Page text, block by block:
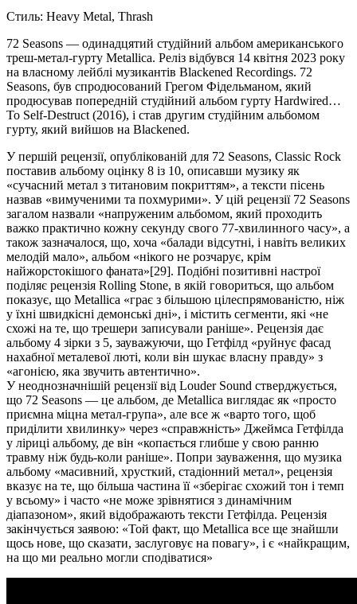
Стиль: Heavy Metal, Thrash
72 Seasons — одинадцятий студійний альбом американського
треш-метал-гурту Metallica. Реліз відбувся 14 квітня 2023 року
на власному лейблі музикантів Blackened Recordings. 72
Seasons, був спродюсований Грегом Фідельманом, який
продюсував попередній студійний альбом гурту Hardwired…
To Self-Destruct (2016), і став другим студійним альбомом
гурту, який вийшов на Blackened.
У першій рецензії, опублікованій для 72 Seasons, Classic Rock
поставив альбому оцінку 8 із 10, описавши музику як
«сучасний метал з титановим покриттям», а тексти пісень
назвав «вимученими та похмурими». У цій рецензії 72 Seasons
загалом назвали «напруженим альбомом, який проходить
важко практично кожну секунду свого 77-хвилинного часу», а
також зазначалося, що, хоча «балади відсутні, і навіть великих
мелодій мало», альбом «нікого не розчарує, крім
найжорстокішого фаната»[29]. Подібні позитивні настрої
поділяє рецензія Rolling Stone, в якій говориться, що альбом
показує, що Metallica «грає з більшою цілеспрямованістю, ніж
у їхні швидкісні демонські дні», і містить сегменти, які «не
схожі на те, що трешери записували раніше». Рецензія дає
альбому 4 зірки з 5, зауважуючи, що Гетфілд «руйнує фасад
нахабної металевої люті, коли він шукає власну правду» з
«агонією, яка звучить автентично».
У неоднозначнішій рецензії від Louder Sound стверджується,
що 72 Seasons — це альбом, де Metallica виглядає як «просто
приємна міцна метал-група», але все ж «варто того, щоб
приділити хвилинку» через «справжність» Джеймса Гетфілда
у ліриці альбому, де він «копається глибше у свою ранню
травму ніж будь-коли раніше». Попри зауваження, що музика
альбому «масивний, хрусткий, стадіонний метал», рецензія
вказує на те, що більша частина її «зберігає схожий тон і темп
у всьому» і часто «не може зрівнятися з динамічним
діапазоном», який відображають тексти Гетфілда. Рецензія
закінчується заявою: «Той факт, що Metallica все ще знайшли
щось нове, що сказати, заслуговує на повагу», і є «найкращим,
на що ми реально могли сподіватися»